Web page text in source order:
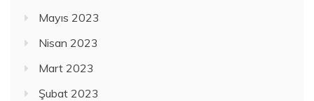
Mayıs 2023
Nisan 2023
Mart 2023
Şubat 2023